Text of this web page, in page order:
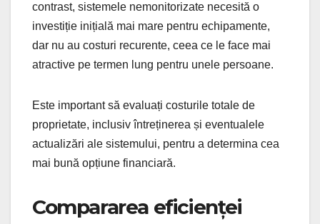
contrast, sistemele nemonitorizate necesită o
investiție inițială mai mare pentru echipamente,
dar nu au costuri recurente, ceea ce le face mai
atractive pe termen lung pentru unele persoane.
Este important să evaluați costurile totale de
proprietate, inclusiv întreținerea și eventualele
actualizări ale sistemului, pentru a determina cea
mai bună opțiune financiară.
Compararea eficienței